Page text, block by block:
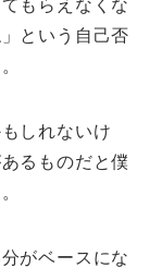
もらえなくな
という自己否
しれないけ
るものだと僕
がベースにな